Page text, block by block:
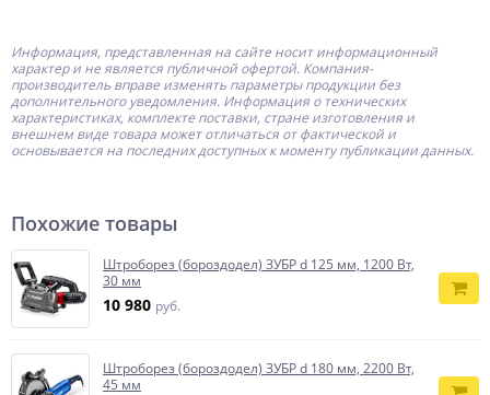
Информация, представленная на сайте носит информационный
характер и не является публичной офертой. Компания-
производитель вправе изменять параметры продукции без
дополнительного уведомления. Информация о технических
характеристиках, комплекте поставки, стране изготовления и
внешнем виде товара может отличаться от фактической и
основывается на последних доступных к моменту публикации данных.
Похожие товары
Штроборез (бороздодел) ЗУБР d 125 мм, 1200 Вт,
30 мм
10 980 руб.
Штроборез (бороздодел) ЗУБР d 180 мм, 2200 Вт,
45 мм